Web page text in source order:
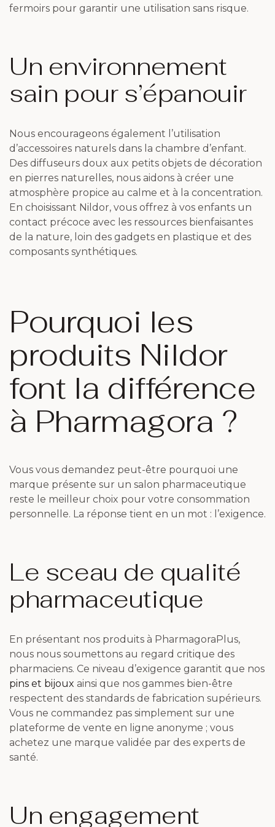
fermoirs pour garantir une utilisation sans risque.
Un environnement
sain pour s’épanouir
Nous encourageons également l’utilisation
d’accessoires naturels dans la chambre d’enfant.
Des diffuseurs doux aux petits objets de décoration
en pierres naturelles, nous aidons à créer une
atmosphère propice au calme et à la concentration.
En choisissant Nildor, vous offrez à vos enfants un
contact précoce avec les ressources bienfaisantes
de la nature, loin des gadgets en plastique et des
composants synthétiques.
Pourquoi les
produits Nildor
font la différence
à Pharmagora ?
Vous vous demandez peut-être pourquoi une
marque présente sur un salon pharmaceutique
reste le meilleur choix pour votre consommation
personnelle. La réponse tient en un mot : l’exigence.
Le sceau de qualité
pharmaceutique
En présentant nos produits à PharmagoraPlus,
nous nous soumettons au regard critique des
pharmaciens. Ce niveau d’exigence garantit que nos
pins et bijoux ainsi que nos gammes bien-être
respectent des standards de fabrication supérieurs.
Vous ne commandez pas simplement sur une
plateforme de vente en ligne anonyme ; vous
achetez une marque validée par des experts de
santé.
Un engagement